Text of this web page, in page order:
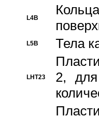
L4B
L5B Тела
LHT23
2,